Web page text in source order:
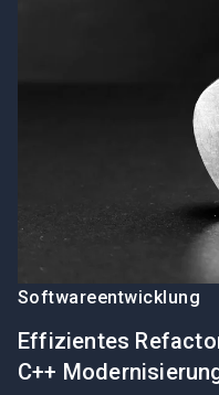
Softwareentwicklung
Effizientes
C++